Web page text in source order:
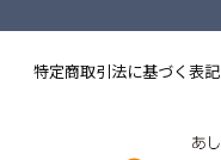
特定商取引法に基づく表記